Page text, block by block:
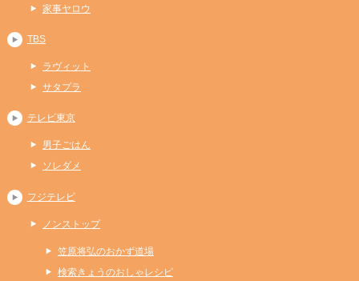
家事ヤロウ
TBS
ラヴィット
サタプラ
テレビ東京
男子ごはん
ソレダメ
フジテレビ
ノンストップ
笠原将弘のおかず道場
検索きょうのおしゃレシピ